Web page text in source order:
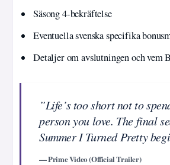
Säsong 4-bekräftelse
Eventuella svenska specifika
Detaljer om avslutningen och vem
”Life’s too short not to
person you love. The final
Summer I Turned Pretty
— Prime Video (Official Trailer)